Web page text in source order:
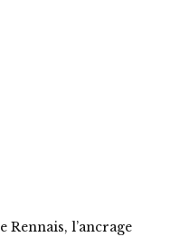
Rennais, l’ancrage